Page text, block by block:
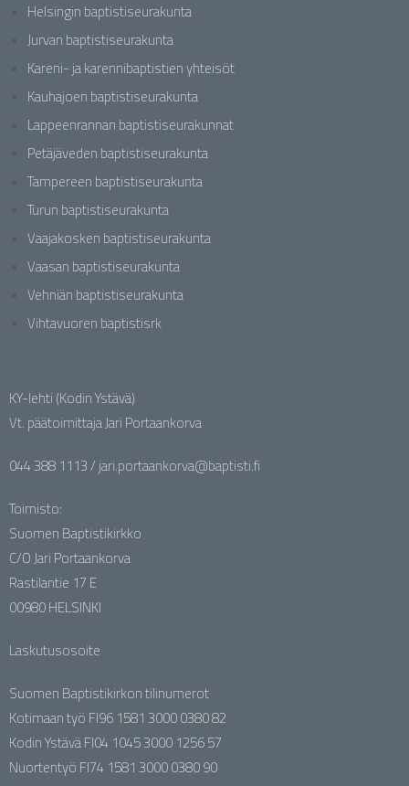
Helsingin baptistiseurakunta
Jurvan baptistiseurakunta
Kareni- ja karennibaptistien yhteisöt
Kauhajoen baptistiseurakunta
Lappeenrannan baptistiseurakunnat
Petäjäveden baptistiseurakunta
Tampereen baptistiseurakunta
Turun baptistiseurakunta
Vaajakosken baptistiseurakunta
Vaasan baptistiseurakunta
Vehniän baptistiseurakunta
Vihtavuoren baptistisrk
KY-lehti (Kodin Ystävä)
Vt. päätoimittaja Jari Portaankorva
044 388 1113 / jari.portaankorva@baptisti.fi
Toimisto:
Suomen Baptistikirkko
C/O Jari Portaankorva
Rastilantie 17 E
00980 HELSINKI
Laskutusosoite
Suomen Baptistikirkon tilinumerot
Kotimaan työ FI96 1581 3000 0380 82
Kodin Ystävä FI04 1045 3000 1256 57
Nuortentyö FI74 1581 3000 0380 90